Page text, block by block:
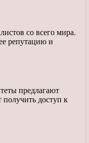
со всего мира.
репутацию и
предлагают
доступ к